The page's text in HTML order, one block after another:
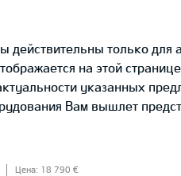
действительны только для
на этой
указанных
Вам вышлет
Цена: 18 790 €